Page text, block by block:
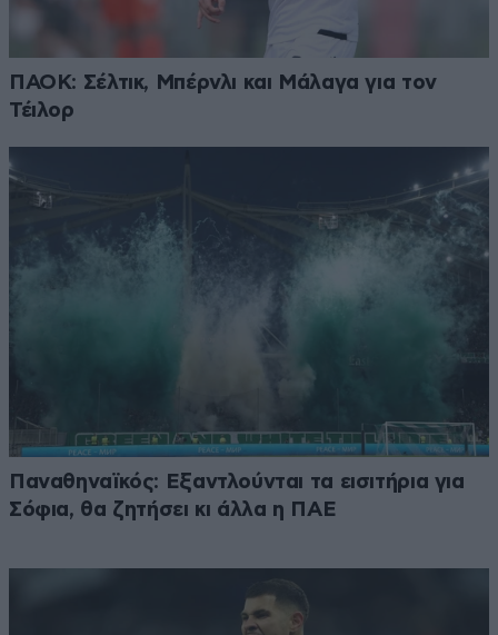
ΠΑΟΚ: Σέλτικ, Μπέρνλι και Μάλαγα για τον
Τέιλορ
Παναθηναϊκός: Εξαντλούνται τα εισιτήρια για
Σόφια, θα ζητήσει κι άλλα η ΠΑΕ